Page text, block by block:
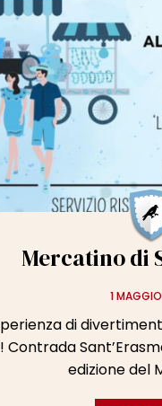
Mercatino di
1
di
Contrada
edizione del